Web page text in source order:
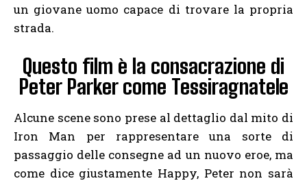
un giovane uomo capace di trovare la propria
strada.
Questo film è la consacrazione di
Peter Parker come Tessiragnatele
Alcune scene sono prese al dettaglio dal mito di
Iron Man per rappresentare una sorte di
passaggio delle consegne ad un nuovo eroe, ma
come dice giustamente Happy, Peter non sarà